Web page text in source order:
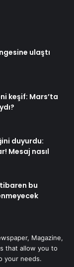
ulaştı
keşif: Mars’ta
duyurdu:
Mesaj nasıl
bu
Magazine,
that allow you to
your needs.